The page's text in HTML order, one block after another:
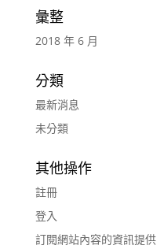
彙整
2018 年 6 月
分類
最新消息
未分類
其他操作
註冊
登入
訂閱網站內容的資訊提供